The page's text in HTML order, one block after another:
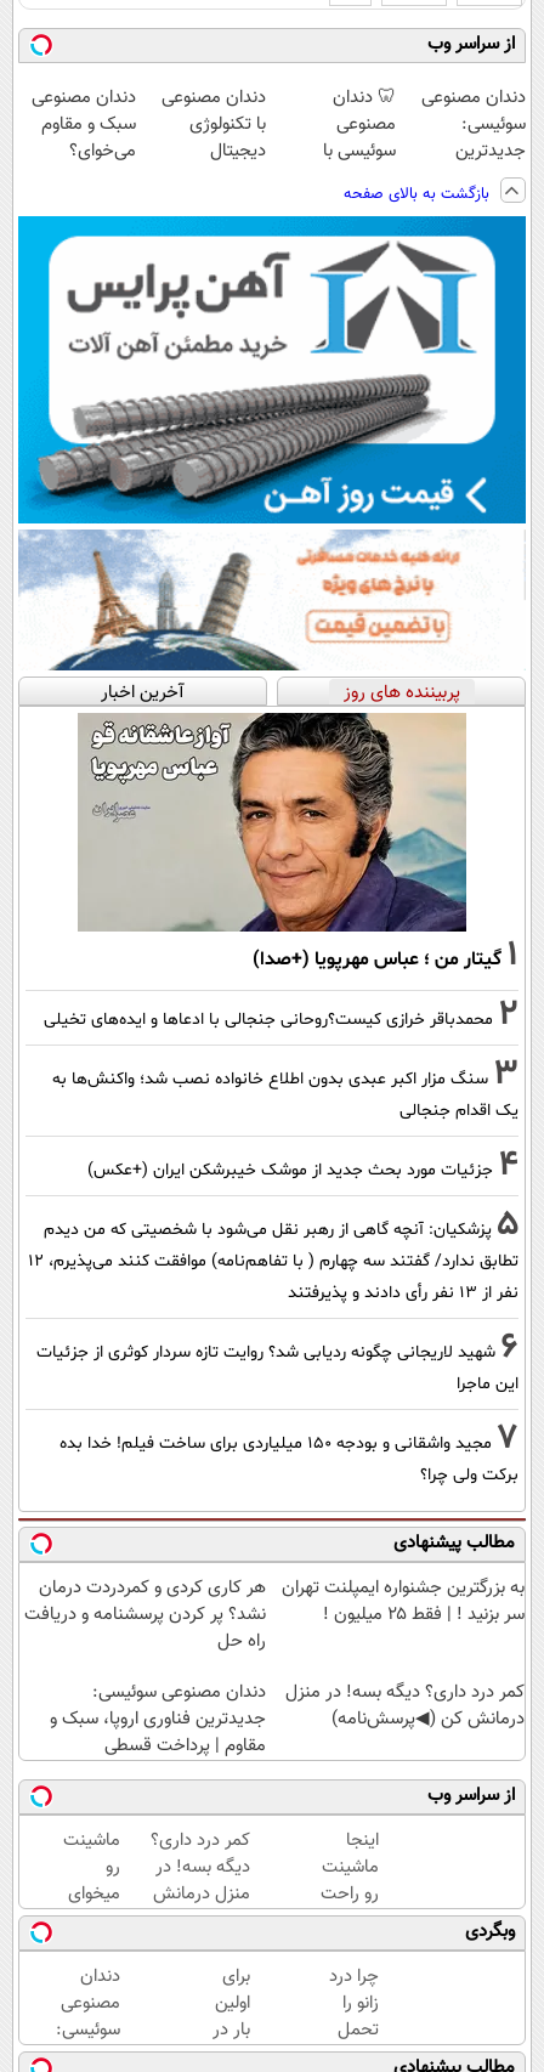
از سراسر وب
دندان مصنوعی
سوئیسی:
جدیدترین
فناوری اروپا،
سبک و مقاوم |
پرداخت قسطی
🦷 دندان
مصنوعی
سوئیسی با
دیجیتال |
پرداخت در 4
قسط |📍 تهران
دندان مصنوعی
با تکنولوژی
دیجیتال
دندان مصنوعی
سبک و مقاوم
می‌خوای؟
📍تهران
بازگشت به بالای صفحه
پربیننده های روز آخرین اخبار
1 گیتار من ؛ عباس مهرپویا (+صدا)
2 محمدباقر خرازی کیست؟روحانی جنجالی با ادعاها و ایده‌های تخیلی
3 سنگ مزار اکبر عبدی بدون اطلاع خانواده نصب شد؛ واکنش‌ها به
یک اقدام جنجالی
4 جزئیات مورد بحث جدید از موشک خیبرشکن ایران (+عکس)
5 پزشکیان‌: آنچه گاهی از رهبر نقل می‌شود با شخصیتی که من دیدم
تطابق ندارد/ گفتند سه چهارم ( با تفاهم‌نامه) موافقت کنند می‌پذیرم، 12
نفر از 13 نفر رأی دادند و پذیرفتند
6 شهید لاریجانی چگونه ردیابی شد؟ روایت تازه سردار کوثری از جزئیات
این ماجرا
7
مجید واشقانی و بودجه 150 میلیاردی برای ساخت فیلم! خدا بده
برکت ولی چرا؟
مطالب پیشنهادی
به بزرگترین جشنواره ایمپلنت تهران
سر بزنید ! | فقط ۲۵ میلیون !
هر کاری کردی و کمردردت درمان
نشد؟ پر کردن پرسشنامه و دریافت
راه حل
کمر درد داری؟ دیگه بسه! در منزل
درمانش کن (◀پرسش‌نامه)
دندان مصنوعی سوئیسی:
جدیدترین فناوری اروپا، سبک و
مقاوم | پرداخت قسطی
از سراسر وب
اینجا
ماشینت
رو راحت
بفروش (
ثبت
درخواست
فروش)
کمر درد داری؟
دیگه بسه! در
منزل درمانش
کن
(◀پرسش‌نامه)
ماشینت
رو
میخوای
بفروشی؟
اینجا یک
روزه
برات
میفروشه
وبگردی
چرا درد
زانو را
تحمل
می‌کنی؟
برای
اولین
بار در
ایران
دندان
مصنوعی
سوئیسی:
جدیدترین